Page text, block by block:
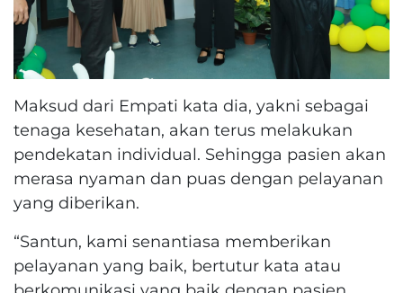
Maksud dari Empati kata dia, yakni sebagai
tenaga kesehatan, akan terus melakukan
pendekatan individual. Sehingga pasien akan
merasa nyaman dan puas dengan pelayanan
yang diberikan.
“Santun, kami senantiasa memberikan
pelayanan yang baik, bertutur kata atau